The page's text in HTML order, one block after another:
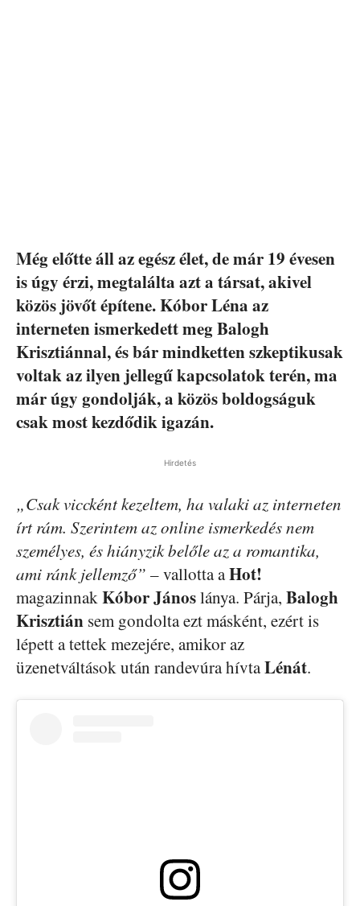
Még előtte áll az egész élet, de már 19 évesen
is úgy érzi, megtalálta azt a társat, akivel
közös jövőt építene. Kóbor Léna az
interneten ismerkedett meg Balogh
Krisztiánnal, és bár mindketten szkeptikusak
voltak az ilyen jellegű kapcsolatok terén, ma
már úgy gondolják, a közös boldogságuk
csak most kezdődik igazán.
Hirdetés
„Csak viccként kezeltem, ha valaki az interneten
írt rám. Szerintem az online ismerkedés nem
személyes, és hiányzik belőle az a romantika,
ami ránk jellemző” – vallotta aHot!
magazinnakKóbor Jánoslánya. Párja, Balogh
Krisztián sem gondolta ezt másként, ezért is
lépett a tettek mezejére, amikor az
üzenetváltások után randevúra hívtaLénát.